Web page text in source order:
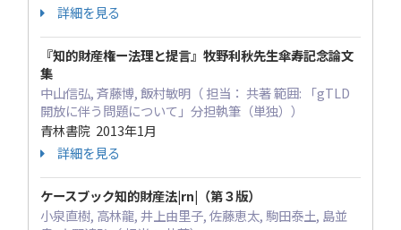
詳細を見る
『知的財産権ー法理と提言』牧野利秋先生傘寿記念論文
集
中山信弘, 斉藤博, 飯村敏明（ 担当： 共著 範囲: 「gTLD
開放に伴う問題について」分担執筆（単独））
青林書院 2013年1月
詳細を見る
ケースブック知的財産法|rn|（第３版）
小泉直樹, 高林龍, 井上由里子, 佐藤恵太, 駒田泰土, 島並